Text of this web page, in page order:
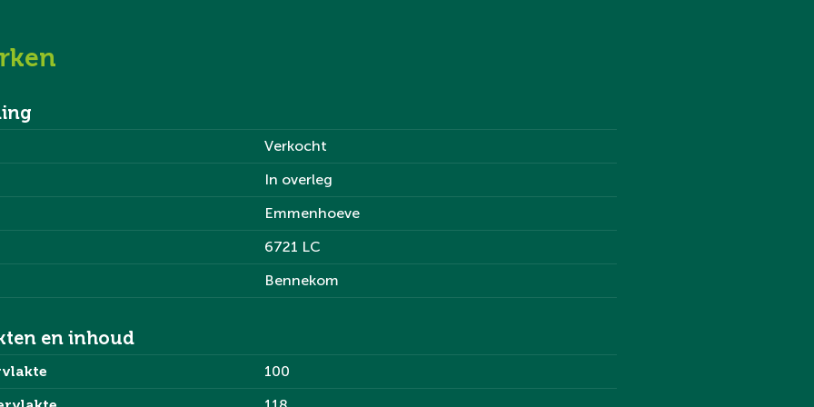
De tuingerichte
eethoek. De grote ramen
zich aan de voorzijde
van een
diverse
oven, vaatwasser,
Verkocht
In overleg
Emmenhoeve
6721 LC
Bennekom
en inhoud
100